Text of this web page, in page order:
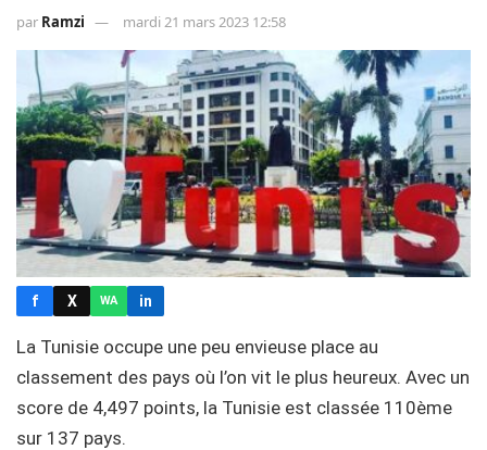
par Ramzi mardi 21 mars 2023 12:58
f X WA in
La Tunisie occupe une peu envieuse place au
classement des pays où l’on vit le plus heureux. Avec un
score de 4,497 points, la Tunisie est classée 110ème
sur 137 pays.